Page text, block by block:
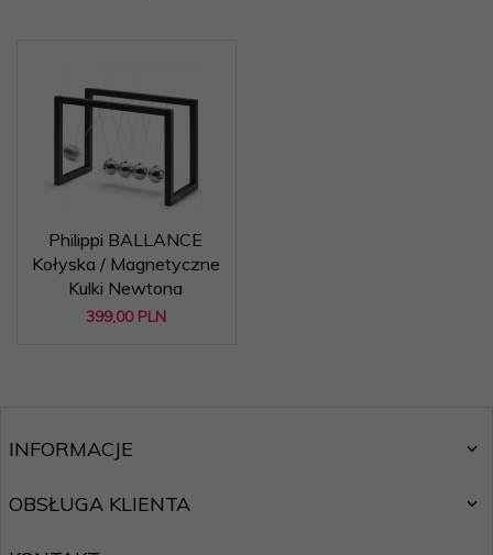
Philippi BALLANCE
Kołyska / Magnetyczne
Kulki Newtona
399,00 PLN
INFORMACJE
OBSŁUGA KLIENTA